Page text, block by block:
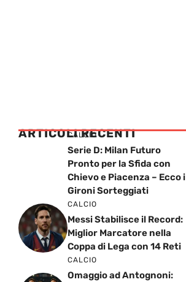
ARTICOLI RECENTI
CALCIO
Serie D: Milan Futuro
Pronto per la Sfida con
Chievo e Piacenza – Ecco i
Gironi Sorteggiati
CALCIO
Messi Stabilisce il Record:
Miglior Marcatore nella
Coppa di Lega con 14 Reti
CALCIO
Omaggio ad Antognoni: